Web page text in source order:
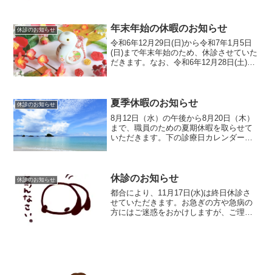
休診のお知らせ 年末年始の休暇のお知らせ
令和6年12月29日(日)から令和7年1月5日
(日)まで年末年始のため、休診させていた
だきます。なお、令和6年12月28日(土)午
休診のお知らせ 夏季休暇のお知らせ
8月12日（水）の午後から8月20日（木）
まで、職員のための夏期休暇を取らせて
いただきます。下の診療日カレンダーに
は、下の相模原医師会...
休診のお知らせ 休診のお知らせ
都合により、11月17日(水)は終日休診さ
せていただきます。お急ぎの方や急病の
方にはご迷惑をおかけしますが、ご理解